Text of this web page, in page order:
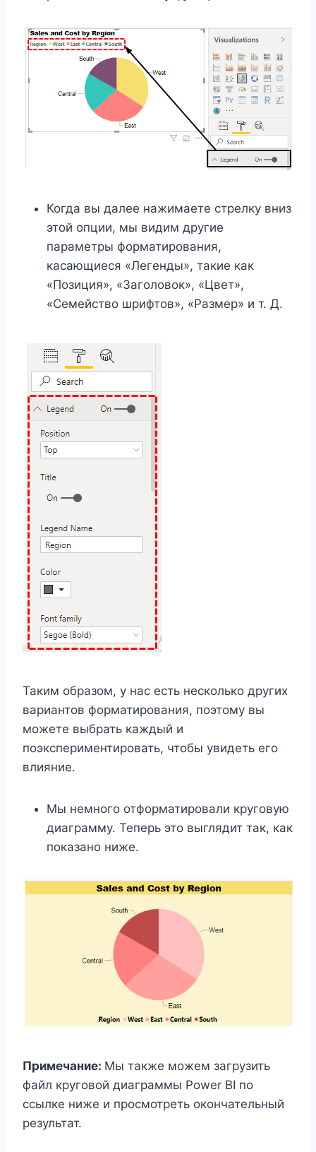
Когда вы далее нажимаете стрелку вниз
этой опции, мы видим другие
параметры форматирования,
касающиеся «Легенды», такие как
«Позиция», «Заголовок», «Цвет»,
«Семейство шрифтов», «Размер» и т. Д.
Таким образом, у нас есть несколько других
вариантов форматирования, поэтому вы
можете выбрать каждый и
поэкспериментировать, чтобы увидеть его
влияние.
Мы немного отформатировали круговую
диаграмму. Теперь это выглядит так, как
показано ниже.
Примечание: Мы также можем загрузить
файл круговой диаграммы Power BI по
ссылке ниже и просмотреть окончательный
результат.